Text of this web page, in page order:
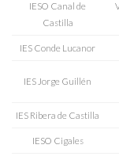
IESO Canal de
Castilla
IES Conde Lucanor
IES Jorge Guillén
IES Ribera de Castilla
IESO Cigales